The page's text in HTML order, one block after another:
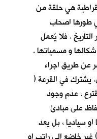
هي حلقة من
طورها اصحاب
. فلا يُعمل
و مسمياتها .
عن طريق اجراء
يشترك في القرعة (
، عدم وجود
على مبادئ
سياديا ، بل يعد